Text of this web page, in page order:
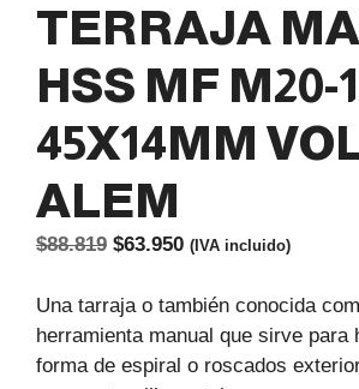
TERRAJA
HSS MF M20-
45X14MM
ALEM
$88.819 El
original
era:
$88.819.
$63.950El
actual
es:
$63.950.
(IVA incluido)
Una tarraja o también conocida
herramienta manual que sirve para
forma de espiral o roscados